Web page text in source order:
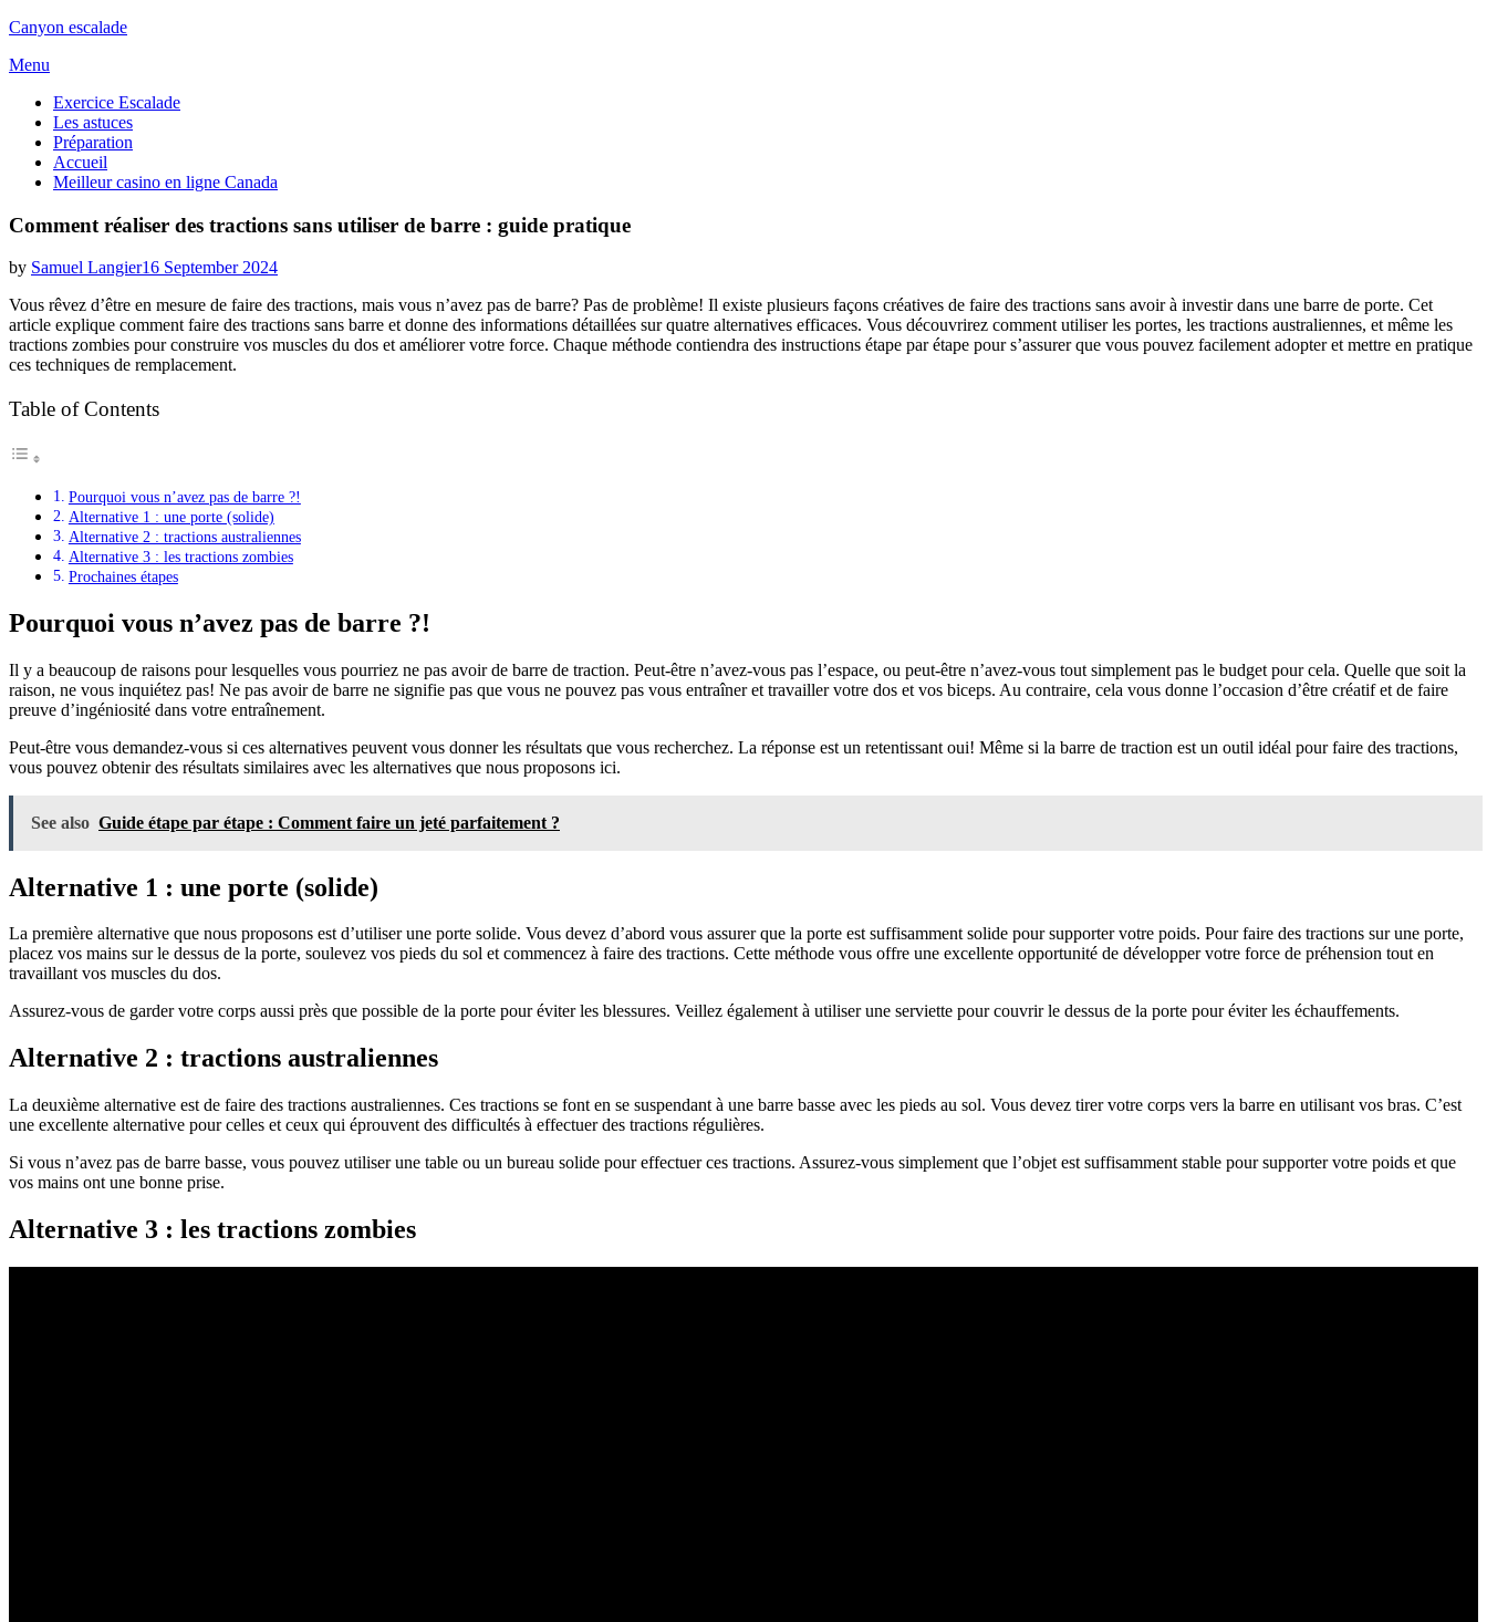
Canyon escalade
Skip
content
Menu
Exercice Escalade
Les astuces
Préparation
Accueil
Meilleur casino en ligne Canada
Comment réaliser des tractions sans utiliser de barre : guide pratique
by Samuel LangierPosted
16 September 2024
Vous rêvez d’être en mesure de faire des tractions, mais vous n’avez pas de barre? Pas de problème! Il existe plusieurs façons créatives de faire des tractions sans avoir à investir dans une barre de porte. Cet
article explique comment faire des tractions sans barre et donne des informations détaillées sur quatre alternatives efficaces. Vous découvrirez comment utiliser les portes, les tractions australiennes, et même les
tractions zombies pour construire vos muscles du dos et améliorer votre force. Chaque méthode contiendra des instructions étape par étape pour s’assurer que vous pouvez facilement adopter et mettre en pratique
ces techniques de remplacement.
Table of Contents
Pourquoi vous n’avez pas de barre ?!
Alternative 1 : une porte (solide)
Alternative 2 : tractions australiennes
Alternative 3 : les tractions zombies
Prochaines étapes
Pourquoi vous n’avez pas de barre ?!
Il y a beaucoup de raisons pour lesquelles vous pourriez ne pas avoir de barre de traction. Peut-être n’avez-vous pas l’espace, ou peut-être n’avez-vous tout simplement pas le budget pour cela. Quelle que soit la
raison, ne vous inquiétez pas! Ne pas avoir de barre ne signifie pas que vous ne pouvez pas vous entraîner et travailler votre dos et vos biceps. Au contraire, cela vous donne l’occasion d’être créatif et de faire
preuve d’ingéniosité dans votre entraînement.
Peut-être vous demandez-vous si ces alternatives peuvent vous donner les résultats que vous recherchez. La réponse est un retentissant oui! Même si la barre de traction est un outil idéal pour faire des tractions,
vous pouvez obtenir des résultats similaires avec les alternatives que nous proposons ici.
See also Guide étape par étape : Comment faire un jeté parfaitement ?
Alternative 1 : une porte (solide)
La première alternative que nous proposons est d’utiliser une porte solide. Vous devez d’abord vous assurer que la porte est suffisamment solide pour supporter votre poids. Pour faire des tractions sur une porte,
placez vos mains sur le dessus de la porte, soulevez vos pieds du sol et commencez à faire des tractions. Cette méthode vous offre une excellente opportunité de développer votre force de préhension tout en
travaillant vos muscles du dos.
Assurez-vous de garder votre corps aussi près que possible de la porte pour éviter les blessures. Veillez également à utiliser une serviette pour couvrir le dessus de la porte pour éviter les échauffements.
Alternative 2 : tractions australiennes
La deuxième alternative est de faire des tractions australiennes. Ces tractions se font en se suspendant à une barre basse avec les pieds au sol. Vous devez tirer votre corps vers la barre en utilisant vos bras. C’est
une excellente alternative pour celles et ceux qui éprouvent des difficultés à effectuer des tractions régulières.
Si vous n’avez pas de barre basse, vous pouvez utiliser une table ou un bureau solide pour effectuer ces tractions. Assurez-vous simplement que l’objet est suffisamment stable pour supporter votre poids et que
vos mains ont une bonne prise.
Alternative 3 : les tractions zombies